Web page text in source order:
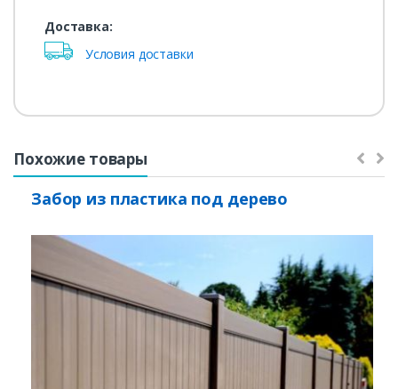
Заказать
Ваше имя*
Доставка:
Условия доставки
Похожие товары
Забор из пластика под дерево